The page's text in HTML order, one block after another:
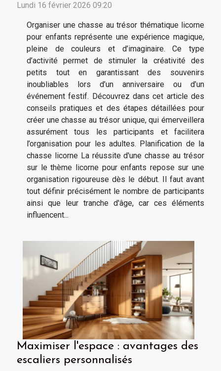
Lundi 16 février 2026 09:20
Organiser une chasse au trésor thématique licorne
pour enfants représente une expérience magique,
pleine de couleurs et d’imaginaire. Ce type
d’activité permet de stimuler la créativité des
petits tout en garantissant des souvenirs
inoubliables lors d’un anniversaire ou d’un
événement festif. Découvrez dans cet article des
conseils pratiques et des étapes détaillées pour
créer une chasse au trésor unique, qui émerveillera
assurément tous les participants et facilitera
l’organisation pour les adultes. Planification de la
chasse licorne La réussite d'une chasse au trésor
sur le thème licorne pour enfants repose sur une
organisation rigoureuse dès le début. Il faut avant
tout définir précisément le nombre de participants
ainsi que leur tranche d'âge, car ces éléments
influencent...
Maximiser l'espace : avantages des
escaliers personnalisés